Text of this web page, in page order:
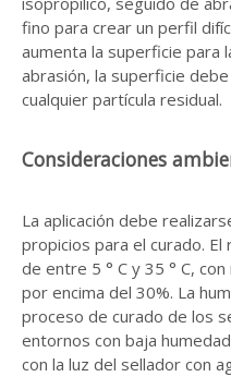
fino para crear un perfil
aumenta la superficie para
abrasión, la superficie
cualquier partícula residual.
Consideraciones
La aplicación debe
propicios para el curado.
de entre 5 ° C y 35 ° C,
por encima del 30%. La
proceso de curado de los
entornos con baja
con la luz del sellador con